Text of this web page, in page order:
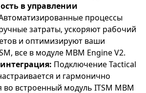
в управлении
процессы
затраты, ускоряют рабочий
и оптимизируют ваши
все в модуле MBM Engine V2.
Подключение Tactical
и гармонично
во встроенный модуль ITSM MBM